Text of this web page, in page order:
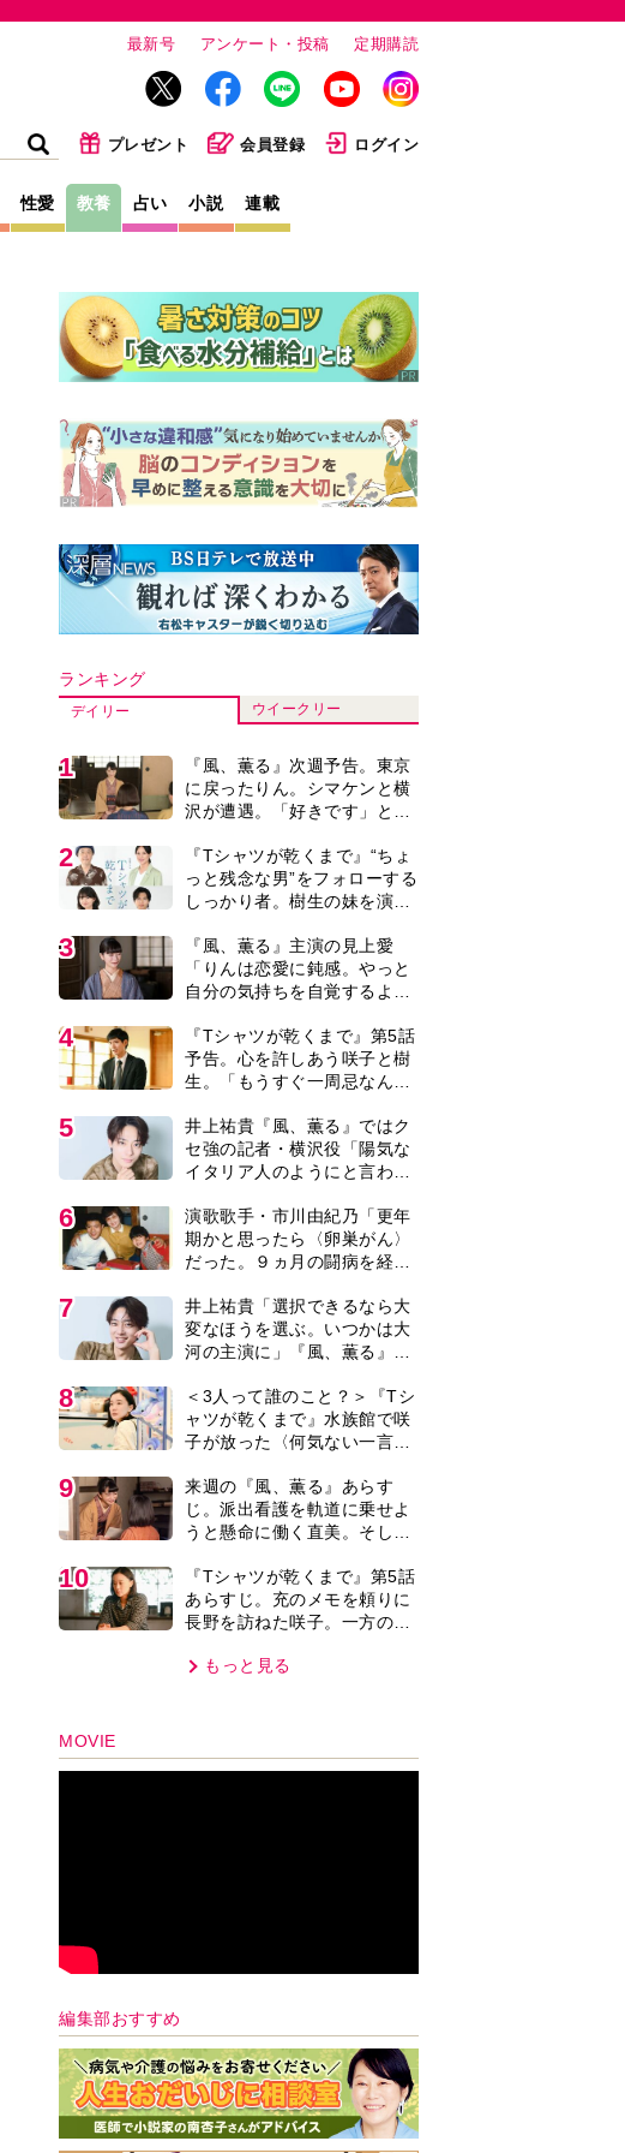
最新号 アンケート・投稿 定期購読
プレゼント 会員登録 ログイン
性愛 教養 占い 小説 連載
ランキング
デイリー ウイークリー
1
『風、薫る』次週予告。東京
に戻ったりん。シマケンと横
沢が遭遇。「好きです」と告
2
『Tシャツが乾くまで』“ちょ
っと残念な男”をフォローする
しっかり者。樹生の妹を演じ
スト紹介＞
3
『風、薫る』主演の見上愛
「りんは恋愛に鈍感。やっと
自分の気持ちを自覚するよう
4
『Tシャツが乾くまで』第5話
予告。心を許しあう咲子と樹
生。「もうすぐ一周忌なんで
レあり＞
5
井上祐貴『風、薫る』ではク
セ強の記者・横沢役「陽気な
イタリア人のようにと言われ
6
演歌歌手・市川由紀乃「更年
期かと思ったら〈卵巣がん〉
だった。９ヵ月の闘病を経て
紙を今も支えに」【2026上半
期BEST】
7
井上祐貴「選択できるなら大
変なほうを選ぶ。いつかは大
河の主演に」『風、薫る』で
8
＜3人って誰のこと？＞『Tシ
ャツが乾くまで』水族館で咲
子が放った〈何気ない一言〉
線？」「子どもの話だと…」
9
来週の『風、薫る』あらす
じ。派出看護を軌道に乗せよ
うと懸命に働く直美。そして
バレあり＞
10
『Tシャツが乾くまで』第5話
あらすじ。充のメモを頼りに
長野を訪ねた咲子。一方の樹
タバレあり＞
もっと見る
MOVIE
編集部おすすめ